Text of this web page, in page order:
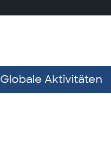
Globale Aktivitäten